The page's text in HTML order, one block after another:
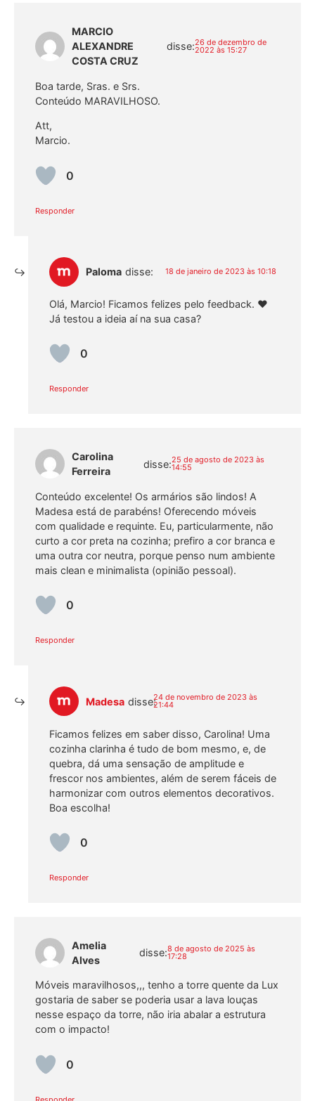
MARCIO
ALEXANDRE
COSTA CRUZ
disse:26 de dezembro de
2022 às 15:27
Boa tarde, Sras. e Srs.
Conteúdo MARAVILHOSO.
Att,
Marcio.
0
Responder
Paloma disse: 18 de janeiro de 2023 às 10:18
Olá, Marcio! Ficamos felizes pelo feedback. ❤
Já testou a ideia aí na sua casa?
0
Responder
Carolina
Ferreira
disse:25 de agosto de 2023 às
14:55
Conteúdo excelente! Os armários são lindos! A
Madesa está de parabéns! Oferecendo móveis
com qualidade e requinte. Eu, particularmente, não
curto a cor preta na cozinha; prefiro a cor branca e
uma outra cor neutra, porque penso num ambiente
mais clean e minimalista (opinião pessoal).
0
Responder
Madesa disse:24 de novembro de 2023 às
21:44
Ficamos felizes em saber disso, Carolina! Uma
cozinha clarinha é tudo de bom mesmo, e, de
quebra, dá uma sensação de amplitude e
frescor nos ambientes, além de serem fáceis de
harmonizar com outros elementos decorativos.
Boa escolha!
0
Responder
Amelia
Alves
disse:8 de agosto de 2025 às
17:28
Móveis maravilhosos,,, tenho a torre quente da Lux
gostaria de saber se poderia usar a lava louças
nesse espaço da torre, não iria abalar a estrutura
com o impacto!
0